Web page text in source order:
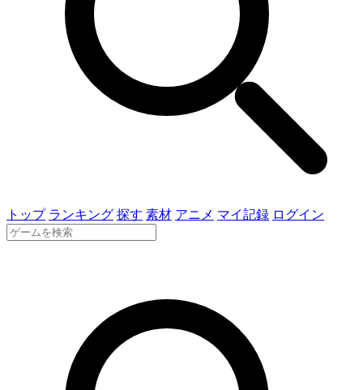
トップ ランキング 探す 素材 アニメ マイ記録 ログイン